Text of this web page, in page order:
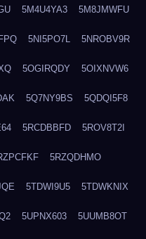
5M4U4YA3 5M8JMWFU
5NI5PO7L 5NROBV9R
5OGIRQDY 5OIXNVW6
5Q7NY9BS 5QDQI5F8
5RCDBBFD 5ROV8T2I
5RZQDHMO
5TDWI9U5 5TDWKNIX
5UPNX603 5UUMB8OT